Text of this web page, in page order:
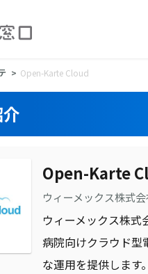
Open-Karte Cloud
Open-Karte
ウィーメックス株式
ウィーメックス株
病院向けクラウド型
な運用を提供します